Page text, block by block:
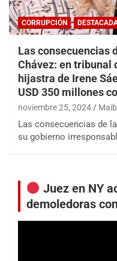
CORRUPCIÓN
Las consecuencias
Chávez: en tribunal
hijastra de Irene
USD 350 millones
noviembre 25, 2024
Las consecuencias de
su gobierno
Juez en NY
demoledoras